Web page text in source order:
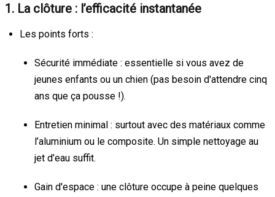
1. La clôture : l’efficacité instantanée
Les points forts :
Sécurité immédiate : essentielle si vous avez de
jeunes enfants ou un chien (pas besoin d'attendre cinq
ans que ça pousse !).
Entretien minimal : surtout avec des matériaux comme
l’aluminium ou le composite. Un simple nettoyage au
jet d’eau suffit.
Gain d'espace : une clôture occupe à peine quelques